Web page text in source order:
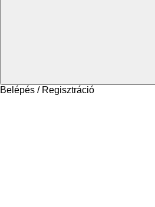
Belépés / Regisztráció